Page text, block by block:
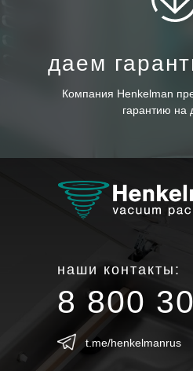
даем
Компания Henkelman
гарантию на
наши контакты:
8 800
t.me/henkelmanrus